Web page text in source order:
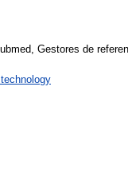
Gestores de